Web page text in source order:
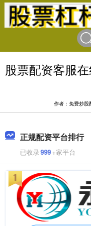
股票配资客服
作者：免费炒股
正规配资平台排行
已收录999+家平台